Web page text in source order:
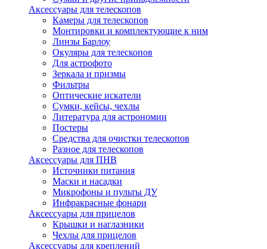
Аксессуары для телескопов
Камеры для телескопов
Монтировки и комплектующие к ним
Линзы Барлоу
Окуляры для телескопов
Для астрофото
Зеркала и призмы
Фильтры
Оптические искатели
Сумки, кейсы, чехлы
Литература для астрономии
Постеры
Средства для очистки телескопов
Разное для телескопов
Аксессуары для ПНВ
Источники питания
Маски и насадки
Микрофоны и пульты ДУ
Инфракрасные фонари
Аксессуары для прицелов
Крышки и наглазники
Чехлы для прицелов
Аксессуары для креплений